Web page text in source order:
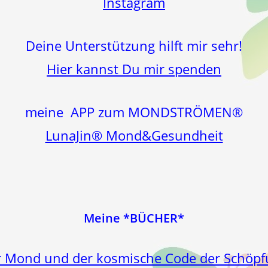
Deine Unterstützung hilft mir sehr!
Hier kannst Du mir spenden
meine APP zum MONDSTRÖMEN®
LunaJin® Mond&Gesundheit
Meine *BÜCHER*
Mond und der kosmische Code der